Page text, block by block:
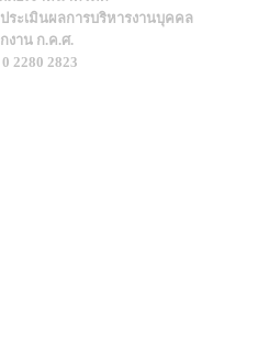
ระเมินผลการบริหารงานบุคคล
งาน ก.ค.ศ.
2280 2823